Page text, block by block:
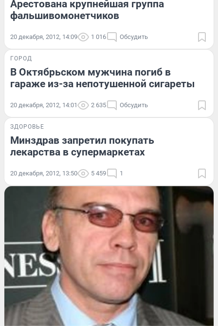
Арестована крупнейшая группа
фальшивомонетчиков
20 декабря, 2012, 14:09 1 016 Обсудить
ГОРОД
В Октябрьском мужчина погиб в
гараже из-за непотушенной сигареты
20 декабря, 2012, 14:01 2 635 Обсудить
ЗДОРОВЬЕ
Минздрав запретил покупать
лекарства в супермаркетах
20 декабря, 2012, 13:50 5 459 1